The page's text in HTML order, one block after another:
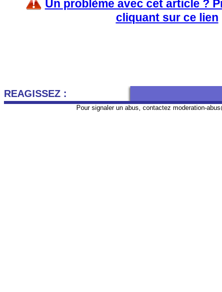
Un problème avec cet article ?
cliquant sur ce lien
REAGISSEZ :
Pour signaler un abus, contactez moderation-